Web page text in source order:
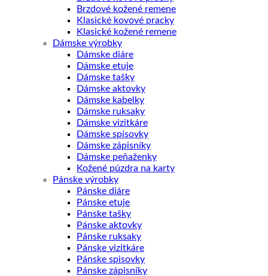
Brzdové kožené remene
Klasické kovové pracky
Klasické kožené remene
Dámske výrobky
Dámske diáre
Dámske etuje
Dámske tašky
Dámske aktovky
Dámske kabelky
Dámske ruksaky
Dámske vizitkáre
Dámske spisovky
Dámske zápisníky
Dámske peňaženky
Kožené púzdra na karty
Pánske výrobky
Pánske diáre
Pánske etuje
Pánske tašky
Pánske aktovky
Pánske ruksaky
Pánske vizitkáre
Pánske spisovky
Pánske zápisníky